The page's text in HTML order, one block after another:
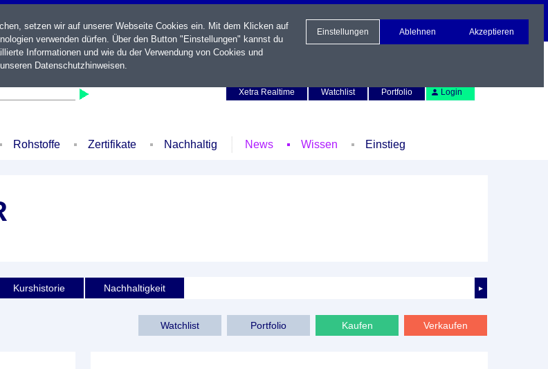
Xetra Realtime
Watchlist Portfolio Login
Rohstoffe Zertifikate Nachhaltig News Wissen Einstieg
►
Kurshistorie Nachhaltigkeit
Watchlist Portfolio Kaufen Verkaufen
setzen wir auf unserer Webseite Cookies ein. Mit dem Klicken auf
verwenden dürfen. Über den Button "Einstellungen" kannst du
Informationen und wie du der Verwendung von Cookies und
Datenschutzhinweisen.
Einstellungen Ablehnen Akzeptieren